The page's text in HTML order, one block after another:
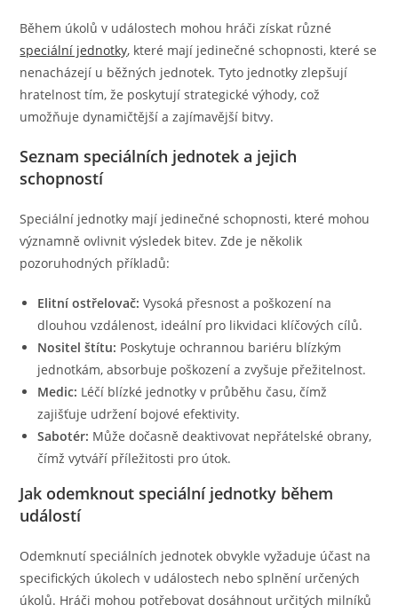
Během úkolů v událostech mohou hráči získat různé
speciální jednotky, které mají jedinečné schopnosti, které se
nenacházejí u běžných jednotek. Tyto jednotky zlepšují
hratelnost tím, že poskytují strategické výhody, což
umožňuje dynamičtější a zajímavější bitvy.
Seznam speciálních jednotek a jejich
schopností
Speciální jednotky mají jedinečné schopnosti, které mohou
významně ovlivnit výsledek bitev. Zde je několik
pozoruhodných příkladů:
Elitní ostřelovač: Vysoká přesnost a poškození na
dlouhou vzdálenost, ideální pro likvidaci klíčových cílů.
Nositel štítu: Poskytuje ochrannou bariéru blízkým
jednotkám, absorbuje poškození a zvyšuje přežitelnost.
Medic: Léčí blízké jednotky v průběhu času, čímž
zajišťuje udržení bojové efektivity.
Sabotér: Může dočasně deaktivovat nepřátelské obrany,
čímž vytváří příležitosti pro útok.
Jak odemknout speciální jednotky během
událostí
Odemknutí speciálních jednotek obvykle vyžaduje účast na
specifických úkolech v událostech nebo splnění určených
úkolů. Hráči mohou potřebovat dosáhnout určitých milníků